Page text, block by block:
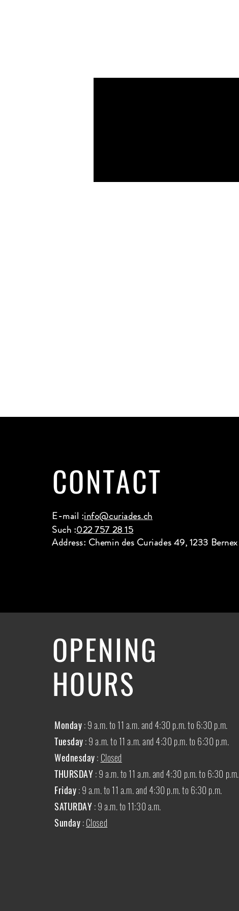
CONTACT
E-mail :info@curiades.ch
Such :022 757 28 15
Address: Chemin des Curiades 49, 1233 Bernex
OPENING
HOURS
Monday: 9 a.m. to 11 a.m. and 4:30 p.m. to 6:30 p.m.
Tuesday: 9 a.m. to 11 a.m. and 4:30 p.m. to 6:30 p.m.
Wednesday: Closed
THURSDAY:9 a.m. to 11 a.m. and 4:30 p.m. to 6:30 p.m.
Friday: 9 a.m. to 11 a.m. and 4:30 p.m. to 6:30 p.m.
SATURDAY: 9 a.m. to 11:30 a.m.
Sunday:Closed